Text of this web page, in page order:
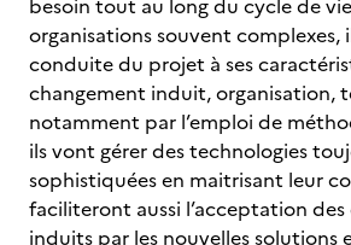
besoin tout au long du cycle de
organisations souvent complexes,
conduite du projet à ses
changement induit, organisation,
notamment par l’emploi de
ils vont gérer des technologies
sophistiquées en maitrisant leur
faciliteront aussi l’acceptation
induits par les nouvelles solutions